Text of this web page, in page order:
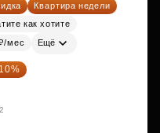
Квартира недели
как хотите
мес Ещё